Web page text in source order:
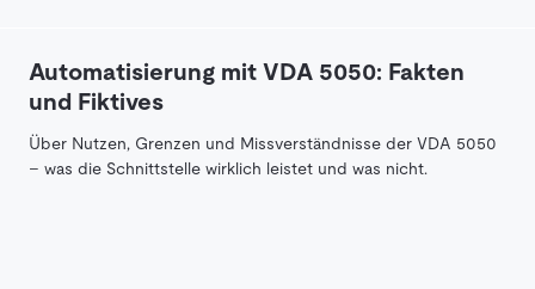
Automatisierung mit VDA 5050: Fakten
und Fiktives
Über Nutzen, Grenzen und Missverständnisse der VDA 5050
– was die Schnittstelle wirklich leistet und was nicht.